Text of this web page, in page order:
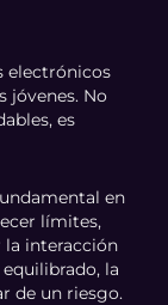
electrónicos
jóvenes. No
es
en
límites,
interacción
la
de un riesgo.